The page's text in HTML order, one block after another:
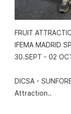
FRUIT
IFEMA MADRID
30.SEPT - 02
DICSA -
Attraction..